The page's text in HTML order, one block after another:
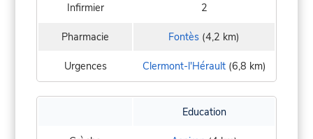
Infirmier 2
Pharmacie Fontès (4,2 km)
Urgences Clermont-l'Hérault(6,8 km)
Education